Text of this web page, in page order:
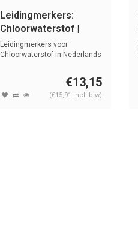
Leidingmerkers:
Chloorwaterstof |
Nederlands | Zuren en
basen
Leidingmerkers voor
Chloorwaterstof in Nederlands
€13,15
(€15,91 Incl. btw)